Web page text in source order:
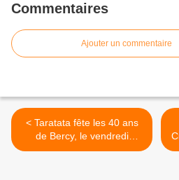
Commentaires
Ajouter un commentaire
< Taratata fête les 40 ans
de Bercy, le vendredi
25/10/2024 à 21h05 sur